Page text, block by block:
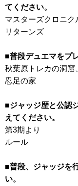
てください。
マスターズクロニク
リターンズ
■普段デュエマをプ
秋葉原トレカの洞窟
忍足の家
■ジャッジ歴と公認
えてください。
第3期より
ルール
■普段、ジャッジを
い。